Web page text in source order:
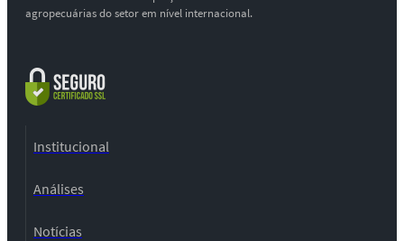
agropecuárias do setor em nível internacional.
Institucional
Análises
Notícias